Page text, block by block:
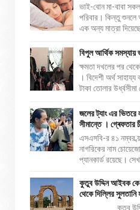
ভাই-বোন মা-বাবা
পরিবার। কিন্তু
এক অন্য মাত্রা
বিপুল আর্থিক সমস্যায়
ক্ষমতা দখলের পর
। বিদেশী অর্থ
টাকা তোলার উর্ধ্বসীমা
জলের ট্যাং এর ভিতরে
সীমান্তে । গ্ৰেফতার
এসএসবি-র ৪১ নম্বর
নাগরিকের নাম
প্যানকার্ড রয়েছে।
কুতুব উদ্দিন আইবক কে
থেকে দিল্লির সুলতানি
কুতুব উদ্দিন